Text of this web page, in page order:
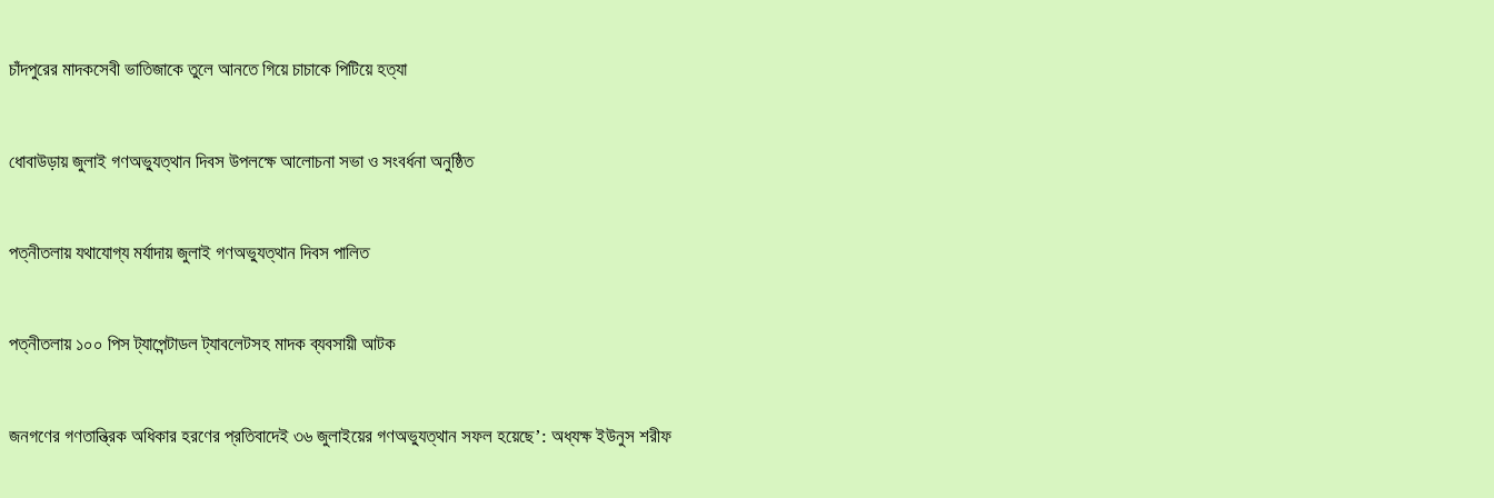
চাঁদপুরের মাদকসেবী ভাতিজাকে তুলে আনতে গিয়ে চাচাকে পিটিয়ে হত্যা
ধোবাউড়ায় জুলাই গণঅভ্যুত্থান দিবস উপলক্ষে আলোচনা সভা ও সংবর্ধনা অনুষ্ঠিত
পত্নীতলায় যথাযোগ্য মর্যাদায় জুলাই গণঅভ্যুত্থান দিবস পালিত
পত্নীতলায় ১০০ পিস ট্যাপেন্টাডল ট্যাবলেটসহ মাদক ব্যবসায়ী আটক
জনগণের গণতান্ত্রিক অধিকার হরণের প্রতিবাদেই ৩৬ জুলাইয়ের গণঅভ্যুত্থান সফল হয়েছে’: অধ্যক্ষ ইউনুস শরীফ